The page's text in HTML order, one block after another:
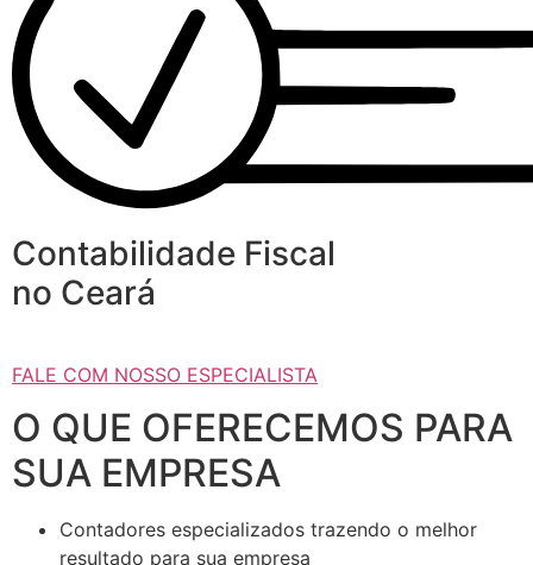
Contabilidade Fiscal
no Ceará
FALE COM NOSSO ESPECIALISTA
O QUE OFERECEMOS PARA
SUA EMPRESA
Contadores especializados trazendo o melhor
resultado para sua empresa